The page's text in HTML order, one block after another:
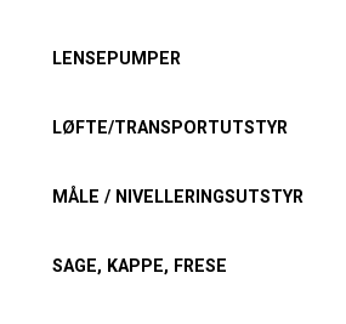
LENSEPUMPER
LØFTE/TRANSPORTUTSTYR
MÅLE / NIVELLERINGSUTSTYR
SAGE, KAPPE, FRESE